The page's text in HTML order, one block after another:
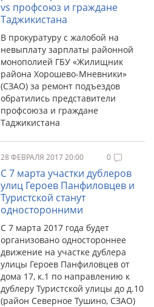
vs профсоюз и граждане
Таджикистана
В прокуратуру с жалобой на
невыплату зарплаты районной
монополией ГБУ «Жилищник
района Хорошево-Мневники»
(СЗАО) за ремонт подъездов
обратились представители
профсоюза и граждане
Таджикистана
28 ФЕВРАЛЯ 2017 20:00 0
С 7 марта участки дублеров
улиц Героев Панфиловцев и
Туристской станут
односторонними
С 7 марта 2017 года будет
организовано одностороннее
движение на участке дублера
улицы Героев Панфиловцев от
дома 17, к.1 по направлению к
дублеру Туристской улицы до д.10
(район Северное Тушино, СЗАО)